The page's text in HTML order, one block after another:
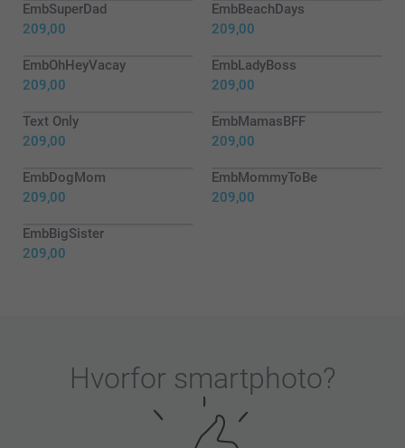
EmbSuperDad
209,00
EmbBeachDays
209,00
EmbOhHeyVacay
209,00
EmbLadyBoss
209,00
Text Only
209,00
EmbMamasBFF
209,00
EmbDogMom
209,00
EmbMommyToBe
209,00
EmbBigSister
209,00
Hvorfor smartphoto?